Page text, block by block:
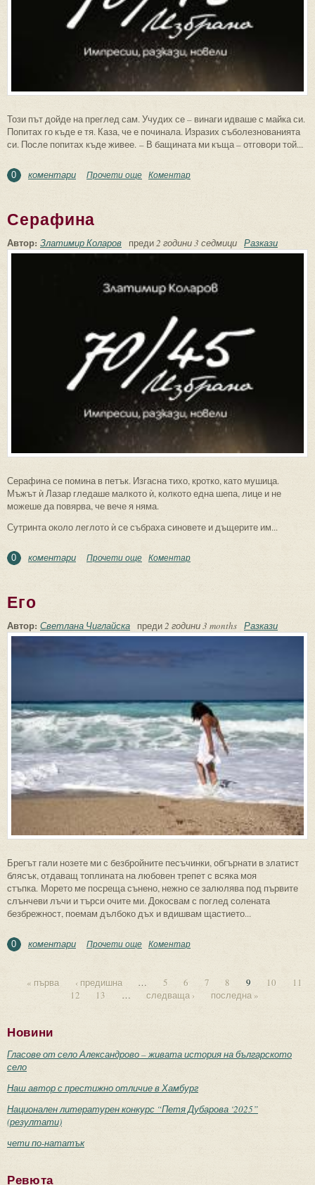
Този път дойде на преглед сам. Учудих се – винаги идваше с майка си.
Попитах го къде е тя. Каза, че е починала. Изразих съболезнованията
си. После попитах къде живее. – В бащината ми къща – отговори той...
0 коментари Прочети още about Майка
Коментар
Серафина
Автор: Златимир Коларов преди2 години 3 седмици Разкази
Серафина се помина в петък. Изгасна тихо, кротко, като мушица.
Мъжът ѝ Лазар гледаше малкото ѝ, колкото една шепа, лице и не
можеше да повярва, че вече я няма.
Сутринта около леглото ѝ се събраха синовете и дъщерите им...
0 коментари Прочети още about Серафина
Коментар
Его
Автор: Светлана Чиглайска преди2 години 3 months Разкази
Брегът гали нозете ми с безбройните песъчинки, обгърнати в златист
блясък, отдаващ топлината на любовен трепет с всяка моя
стъпка. Морето ме посреща сънено, нежно се залюлява под първите
слънчеви лъчи и търси очите ми. Докосвам с поглед солената
безбрежност, поемам дълбоко дъх и вдишвам щастието...
0 коментари Прочети още about Его
Коментар
« първа ‹ предишна … 5 6 7 8 9 10
11
12
13 … следваща › последна »
Новини
Гласове от село Александрово – живата история на българското
село
Наш автор с престижно отличие в Хамбург
Национален литературен конкурс “Петя Дубарова ‘2025”
(резултати)
чети по-нататък
Ревюта